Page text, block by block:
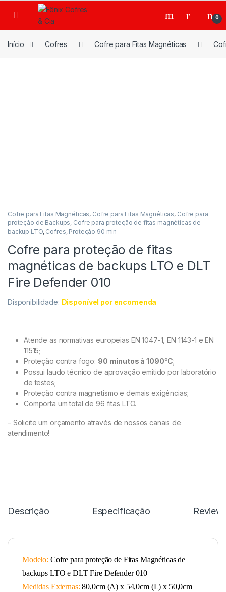
Ir para a navegação
Ir para o conteúdo
de backup LTO
0
Início Cofres Cofre para Fitas Magnéticas
Cofre para Fitas Magnéticas, Cofre para Fitas Magnéticas, Cofre para
proteção de Backups, Cofre para proteção de fitas magnéticas de
backup LTO, Cofres, Proteção 90 min
Cofre para proteção de fitas
magnéticas de backups LTO e DLT
Fire Defender 010
Disponibilidade: Disponível por encomenda
Atende as normativas europeias EN 1047-1, EN 1143-1 e EN
11515;
Proteção contra fogo: 90 minutos à 1090°C;
Possui laudo técnico de aprovação emitido por laboratório
de testes;
Proteção contra magnetismo e demais exigências;
Comporta um total de 96 fitas LTO.
– Solicite um orçamento através de nossos canais de
atendimento!
Descrição Especificação
Modelo: Cofre para proteção de Fitas Magnéticas de
backups LTO e DLT Fire Defender 010
Medidas Externas:80,0cm (A) x 54,0cm (L) x 50,0cm